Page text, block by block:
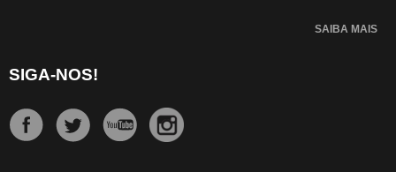
SAIBA MAIS
SIGA-NOS!